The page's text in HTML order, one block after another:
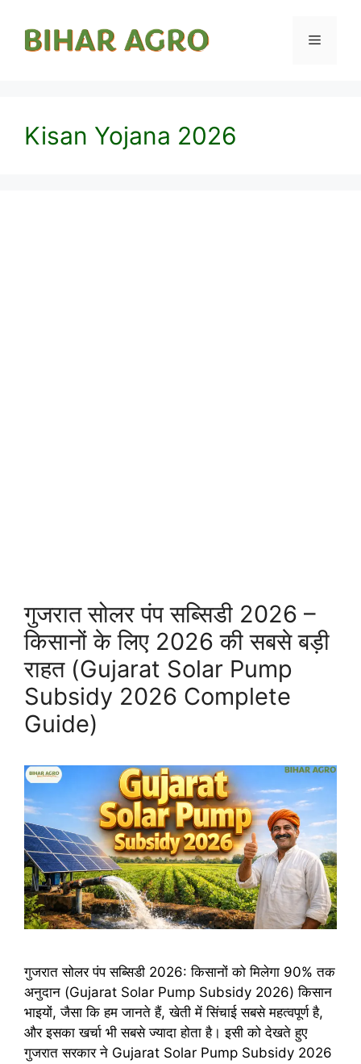
Kisan Yojana 2026
गुजरात सोलर पंप सब्सिडी 2026 –
किसानों के लिए 2026 की सबसे बड़ी
राहत (Gujarat Solar Pump
Subsidy 2026 Complete
Guide)
गुजरात सोलर पंप सब्सिडी 2026: किसानों को मिलेगा 90% तक
अनुदान (Gujarat Solar Pump Subsidy 2026) किसान
भाइयों, जैसा कि हम जानते हैं, खेती में सिंचाई सबसे महत्वपूर्ण है,
और इसका खर्चा भी सबसे ज्यादा होता है। इसी को देखते हुए
गुजरात सरकार ने Gujarat Solar Pump Subsidy 2026